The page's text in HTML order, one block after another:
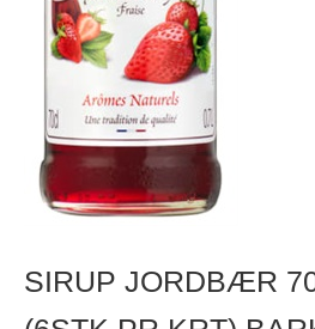
SIRUP JORDBÆR